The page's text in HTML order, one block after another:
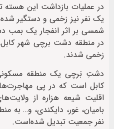
در عملیات بازداشت این هسته
شمسی بر اثر انفجار یک بمب
زخمی شدند.
دشتِ بَرچی یک منطقه
کابل است که در پی
اقلیت شیعه هزاره از
نفر جمعیت تبدیل شده‌است.